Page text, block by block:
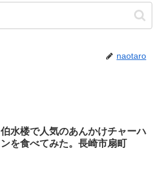
naotaro
伯水楼で人気のあんかけチャーハ
ンを食べてみた。長崎市扇町